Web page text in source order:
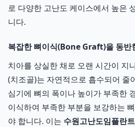
로 다양한 고난도 케이스에서 높은
니다.
복잡한 뼈이식(Bone Graft)을 동반
치아를 상실한 채로 오랜 시간이 지
(치조골)는 자연적으로 흡수되어 줄
심기에 뼈의 폭이나 높이가 부족한
이식하여 부족한 부분을 보강하는
야 합니다. 이는 수원고난도임플란트